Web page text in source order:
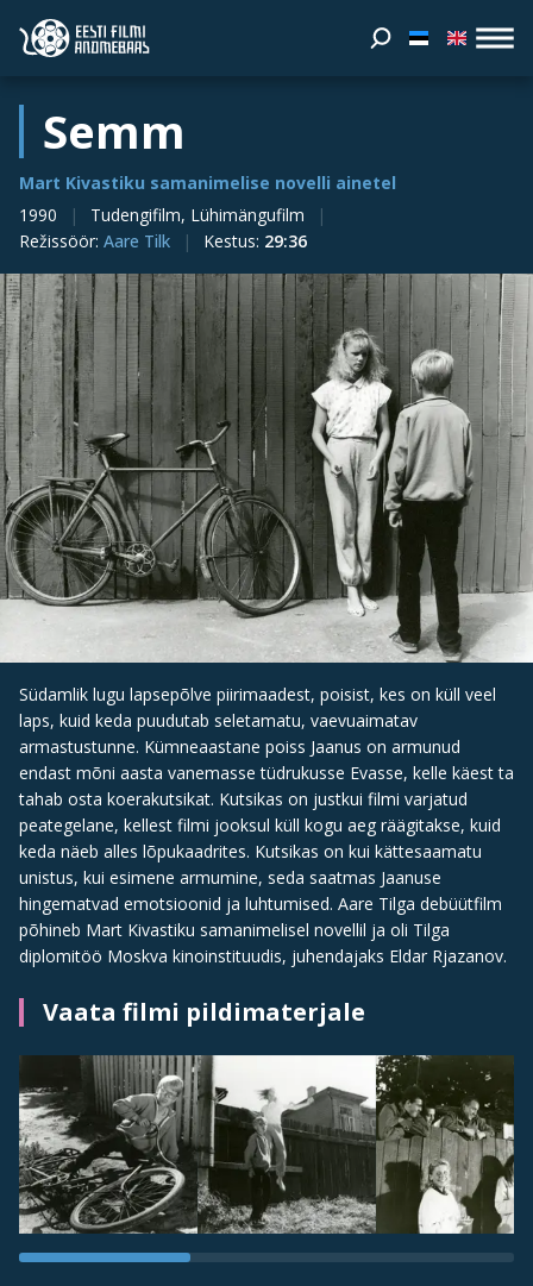
Semm
Mart Kivastiku samanimelise novelli ainetel
1990
Tudengifilm, Lühimängufilm
Režissöör: Aare Tilk Kestus: 29:36
Südamlik lugu lapsepõlve piirimaadest, poisist, kes on küll veel
laps, kuid keda puudutab seletamatu, vaevuaimatav
armastustunne. Kümneaastane poiss Jaanus on armunud
endast mõni aasta vanemasse tüdrukusse Evasse, kelle käest ta
tahab osta koerakutsikat. Kutsikas on justkui filmi varjatud
peategelane, kellest filmi jooksul küll kogu aeg räägitakse, kuid
keda näeb alles lõpukaadrites. Kutsikas on kui kättesaamatu
unistus, kui esimene armumine, seda saatmas Jaanuse
hingematvad emotsioonid ja luhtumised. Aare Tilga debüütfilm
põhineb Mart Kivastiku samanimelisel novellil ja oli Tilga
diplomitöö Moskva kinoinstituudis, juhendajaks Eldar Rjazanov.
Vaata filmi pildimaterjale